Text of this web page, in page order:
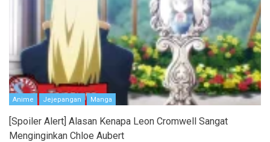
Anime Jejepangan Manga
[Spoiler Alert] Alasan Kenapa Leon Cromwell Sangat
Menginginkan Chloe Aubert